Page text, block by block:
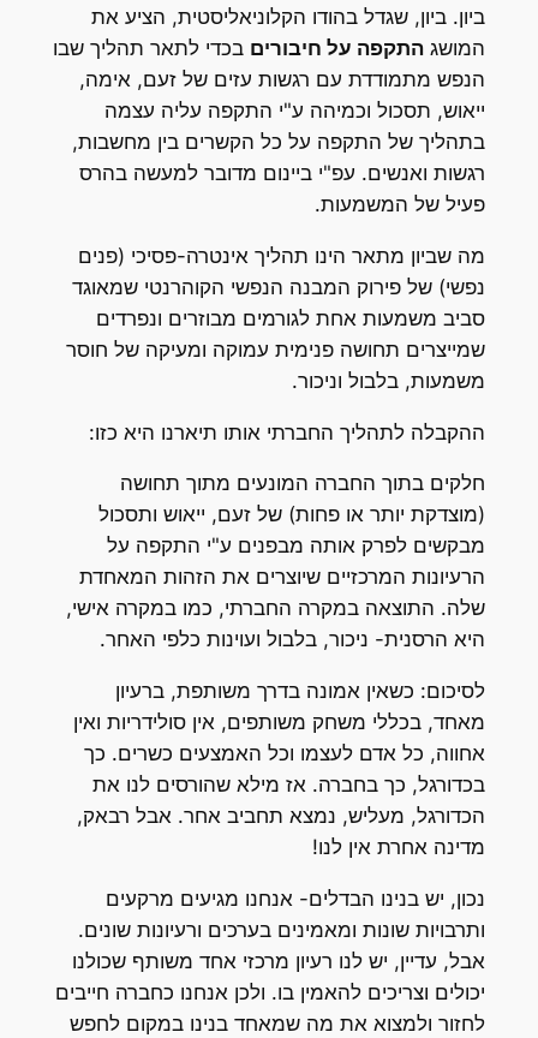
ביון. ביון, שגדל בהודו הקלוניאליסטית, הציע את
המושגהתקפה על חיבוריםבכדי לתאר תהליך שבו
הנפש מתמודדת עם רגשות עזים של זעם, אימה,
ייאוש, תסכול וכמיהה ע"י התקפה עליה עצמה
בתהליך של התקפה על כל הקשרים בין מחשבות,
רגשות ואנשים. עפ"י ביינום מדובר למעשה בהרס
פעיל של המשמעות.
מה שביון מתאר הינו תהליך אינטרה-פסיכי (פנים
נפשי) של פירוק המבנה הנפשי הקוהרנטי שמאוגד
סביב משמעות אחת לגורמים מבוזרים ונפרדים
שמייצרים תחושה פנימית עמוקה ומעיקה של חוסר
משמעות, בלבול וניכור.
ההקבלה לתהליך החברתי אותו תיארנו היא כזו:
חלקים בתוך החברה המונעים מתוך תחושה
(מוצדקת יותר או פחות) של זעם, ייאוש ותסכול
מבקשים לפרק אותה מבפנים ע"י התקפה על
הרעיונות המרכזיים שיוצרים את הזהות המאחדת
שלה. התוצאה במקרה החברתי, כמו במקרה אישי,
היא הרסנית- ניכור, בלבול ועוינות כלפי האחר.
לסיכום: כשאין אמונה בדרך משותפת, ברעיון
מאחד, בכללי משחק משותפים, אין סולידריות ואין
אחווה, כל אדם לעצמו וכל האמצעים כשרים. כך
בכדורגל, כך בחברה. אז מילא שהורסים לנו את
הכדורגל, מעליש, נמצא תחביב אחר. אבל רבאק,
מדינה אחרת אין לנו!
נכון, יש בנינו הבדלים- אנחנו מגיעים מרקעים
ותרבויות שונות ומאמינים בערכים ורעיונות שונים.
אבל, עדיין, יש לנו רעיון מרכזי אחד משותף שכולנו
יכולים וצריכים להאמין בו. ולכן אנחנו כחברה חייבים
לחזור ולמצוא את מה שמאחד בנינו במקום לחפש